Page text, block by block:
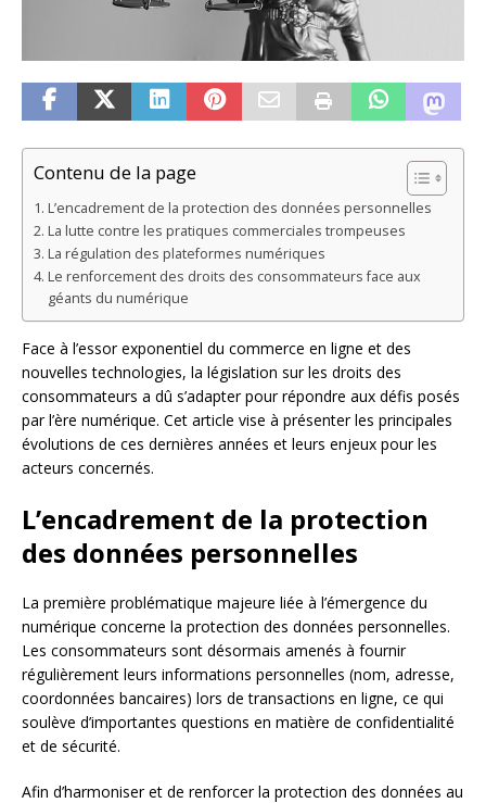
Contenu de la page
L’encadrement de la protection des données personnelles
La lutte contre les pratiques commerciales trompeuses
La régulation des plateformes numériques
Le renforcement des droits des consommateurs face aux
géants du numérique
Face à l’essor exponentiel du commerce en ligne et des
nouvelles technologies, la législation sur les droits des
consommateurs a dû s’adapter pour répondre aux défis posés
par l’ère numérique. Cet article vise à présenter les principales
évolutions de ces dernières années et leurs enjeux pour les
acteurs concernés.
L’encadrement de la protection
des données personnelles
La première problématique majeure liée à l’émergence du
numérique concerne la protection des données personnelles.
Les consommateurs sont désormais amenés à fournir
régulièrement leurs informations personnelles (nom, adresse,
coordonnées bancaires) lors de transactions en ligne, ce qui
soulève d’importantes questions en matière de confidentialité
et de sécurité.
Afin d’harmoniser et de renforcer la protection des données au